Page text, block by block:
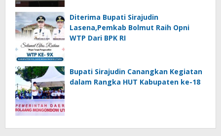
Diterima Bupati Sirajudin
Lasena,Pemkab Bolmut Raih Opni
WTP Dari BPK RI
Bupati Sirajudin Canangkan Kegiatan
dalam Rangka HUT Kabupaten ke-18